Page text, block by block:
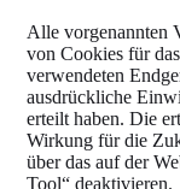
Alle vorgenannten
von Cookies für
verwendeten
ausdrückliche
erteilt haben. Die
Wirkung für die
über das auf der
Tool“ deaktivieren.